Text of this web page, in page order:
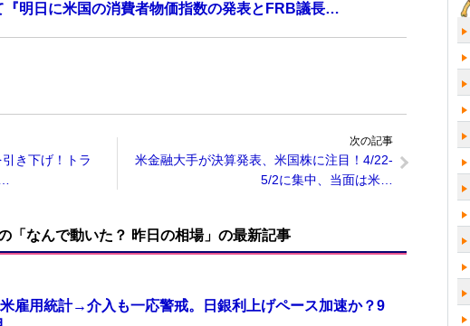
『明日に米国の消費者物価指数の発表とFRB議長…
き下げ！トラ
次の記事
米金融大手が決算発表、米国株に注目！4/22-
5/2に集中、当面は米…
「なんで動いた？ 昨日の相場」の最新記事
米雇用統計→介入も一応警戒。日銀利上げペース加速か？9